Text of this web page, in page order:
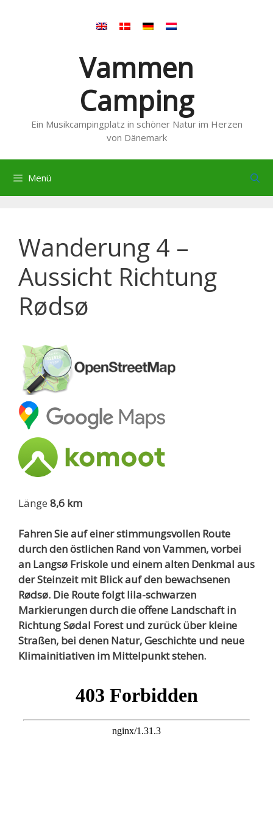
Vammen
Camping
Ein Musikcampingplatz in schöner Natur im Herzen
von Dänemark
Menü
Wanderung 4 –
Aussicht Richtung
Rødsø
Länge 8,6 km
Fahren Sie auf einer stimmungsvollen Route
durch den östlichen Rand von Vammen, vorbei
an Langsø Friskole und einem alten Denkmal aus
der Steinzeit mit Blick auf den bewachsenen
Rødsø. Die Route folgt lila-schwarzen
Markierungen durch die offene Landschaft in
Richtung Sødal Forest und zurück über kleine
Straßen, bei denen Natur, Geschichte und neue
Klimainitiativen im Mittelpunkt stehen.